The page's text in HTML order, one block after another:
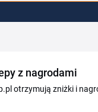
z nagrodami
otrzymują zniżki i